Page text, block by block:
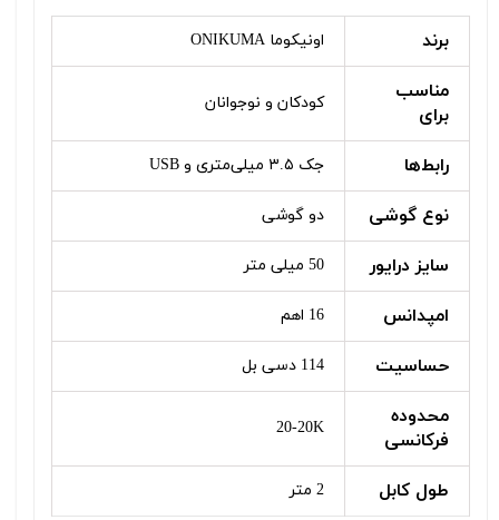
برند اونیکوما ONIKUMA
مناسب
برای
کودکان و نوجوانان
رابط‌ها جک ۳.۵ میلی‌متری و USB
نوع گوشی دو گوشی
سایز درایور 50 میلی متر
امپدانس 16 اهم
حساسیت 114 دسی بل
محدوده
فرکانسی
20-20K
طول کابل 2 متر